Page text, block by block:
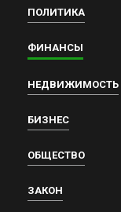
ПОЛИТИКА
ФИНАНСЫ
НЕДВИЖИМОСТЬ
БИЗНЕС
ОБЩЕСТВО
ЗАКОН